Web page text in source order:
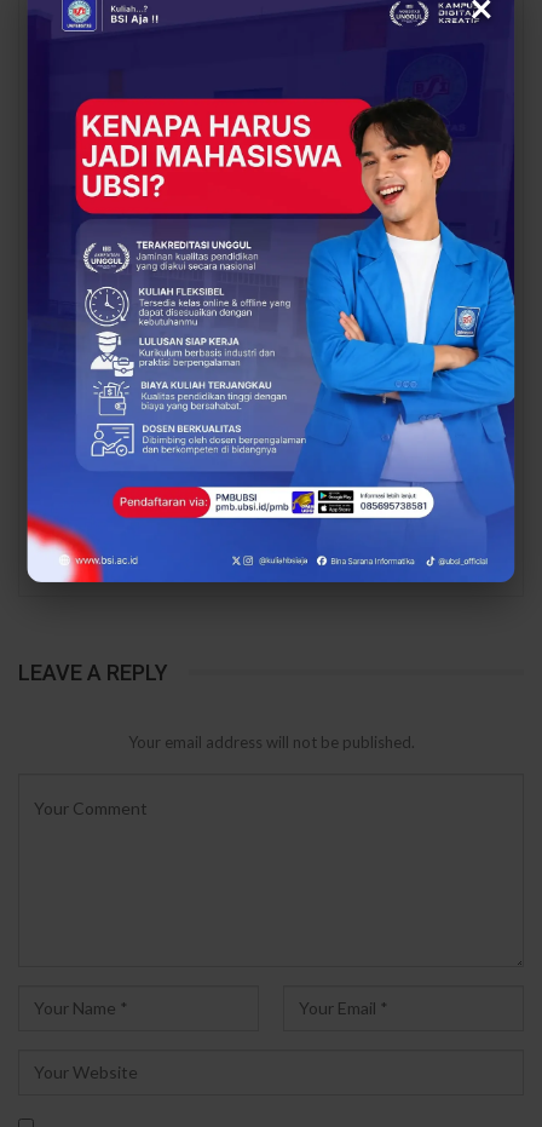
UBSI Buka Call for
Papers ICAISD 2026,
Dorong Riset Teknologi
dan Keamanan Siber…
Siap Kuliah Berkualitas?
UBSI Cengkareng Gelar
Open Booth Spesial
dengan Beasiswa…
BERITA
Dari Catatan Manual
Menuju Digital, UBSI
Bantu Bank Sampah
BERITA
Dari Sampah Jadi
Rupiah, UBSI Bantu
Bank Sampah Mawar
Burangrang Go Digital
Lewat…
PREV NEXT
LEAVE A REPLY
Your email address will not be published.